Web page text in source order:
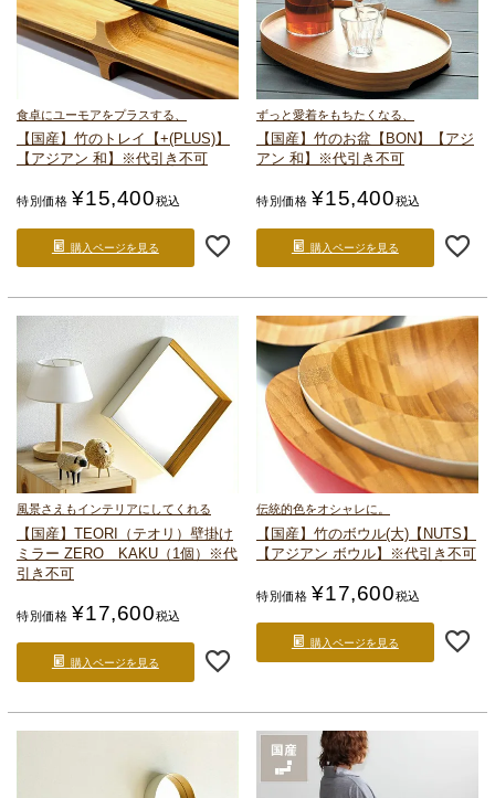
食卓にユーモアをプラスする、
【国産】竹のトレイ【+(PLUS)】
【アジアン 和】
※代引き不可
特別価格 ¥15,400税込
購入ページを見る
ずっと愛着をもちたくなる、
【国産】竹のお盆【BON】
【アジ
アン 和】
※代引き不可
特別価格 ¥15,400税込
購入ページを見る
風景さえもインテリアにしてくれる
【国産】TEORI（テオリ） 壁掛け
ミラー ZERO KAKU（1個）
※代
引き不可
特別価格 ¥17,600税込
購入ページを見る
伝統的色をオシャレに。
【国産】竹のボウル(大)【NUTS】
【アジアン ボウル】
※代引き不可
特別価格 ¥17,600税込
購入ページを見る